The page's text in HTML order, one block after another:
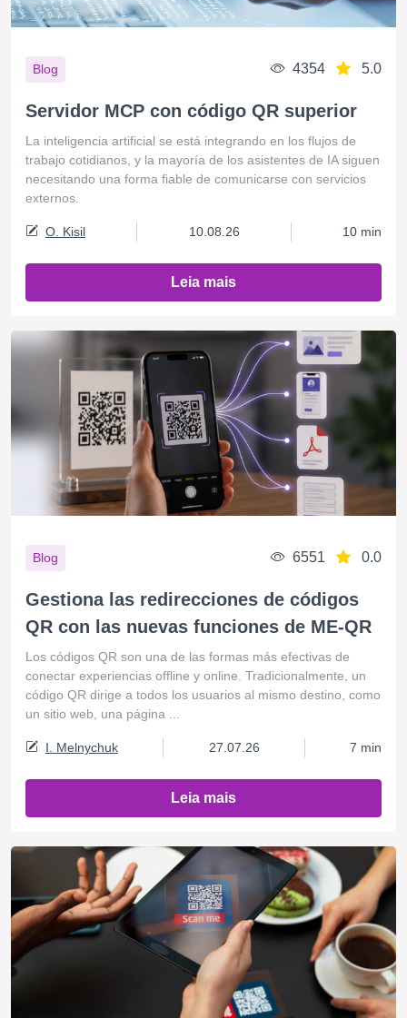
Blog 4354 5.0
Servidor MCP con código QR superior
La inteligencia artificial se está integrando en los flujos de
trabajo cotidianos, y la mayoría de los asistentes de IA siguen
necesitando una forma fiable de comunicarse con servicios
externos.
O. Kisil 10.08.26 10 min
Leia mais
Blog 6551 0.0
Gestiona las redirecciones de códigos
QR con las nuevas funciones de ME-QR
Los códigos QR son una de las formas más efectivas de
conectar experiencias offline y online. Tradicionalmente, un
código QR dirige a todos los usuarios al mismo destino, como
un sitio web, una página ...
I. Melnychuk 27.07.26 7 min
Leia mais